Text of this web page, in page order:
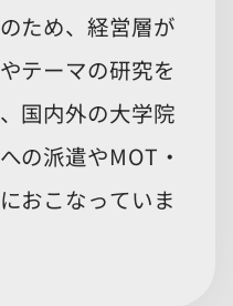
ため、経営層が
テーマの研究を
国内外の大学院
の派遣やMOT・
おこなっていま